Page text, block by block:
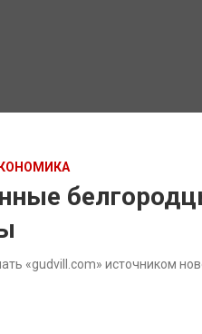
«gudvill.com» источником